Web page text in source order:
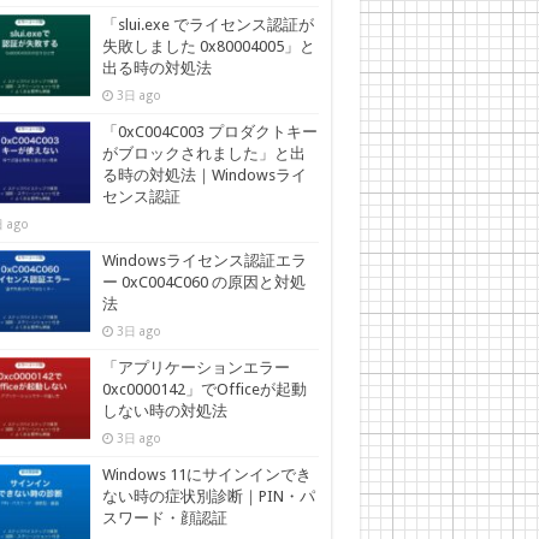
「slui.exe でライセンス認証が
失敗しました 0x80004005」と
出る時の対処法
3日 ago
「0xC004C003 プロダクトキー
がブロックされました」と出
る時の対処法｜Windowsライ
センス認証
ago
Windowsライセンス認証エラ
ー 0xC004C060 の原因と対処
法
3日 ago
「アプリケーションエラー
0xc0000142」でOfficeが起動
しない時の対処法
3日 ago
Windows 11にサインインでき
ない時の症状別診断｜PIN・パ
スワード・顔認証